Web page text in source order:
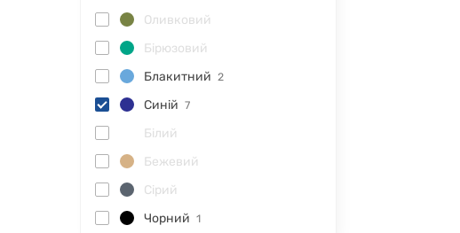
Оливковий
Бірюзовий
Блакитний 2
Синій 7
Білий
Бежевий
Сірий
Чорний 1